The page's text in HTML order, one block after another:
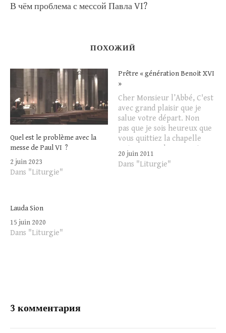
В чём проблема с мессой Павла VI?
ПОХОЖИЙ
Quel est le problème avec la
messe de Paul VI ?
2 juin 2023
Dans "Liturgie"
Prêtre « génération Benoit XVI
»
Cher Monsieur l’Abbé, C'est
avec grand plaisir que je
salue votre départ. Non
pas que je sois heureux que
vous quittiez la chapelle
Notre-Dame du Lys, mais
parce que je suis heureux de
vous avoir rencontré et que
20 juin 2011
Dans "Liturgie"
Lauda Sion
15 juin 2020
Dans "Liturgie"
3 комментария